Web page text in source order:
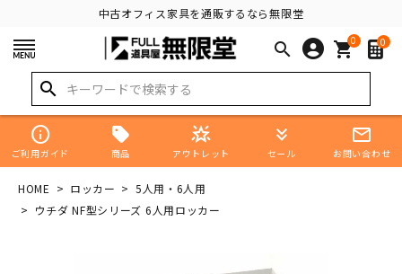
中古オフィス家具を通販するなら無限堂
search 0
shopping_cart 0
search
info
ご利用ガイド 商品
star_shine
アウトレット
keyboard_double_arrow_down
セール
mail_outline
お問い合わせ
HOME ロッカー
5人用・6人用
ウチダ NF型シリーズ 6人用ロッカー